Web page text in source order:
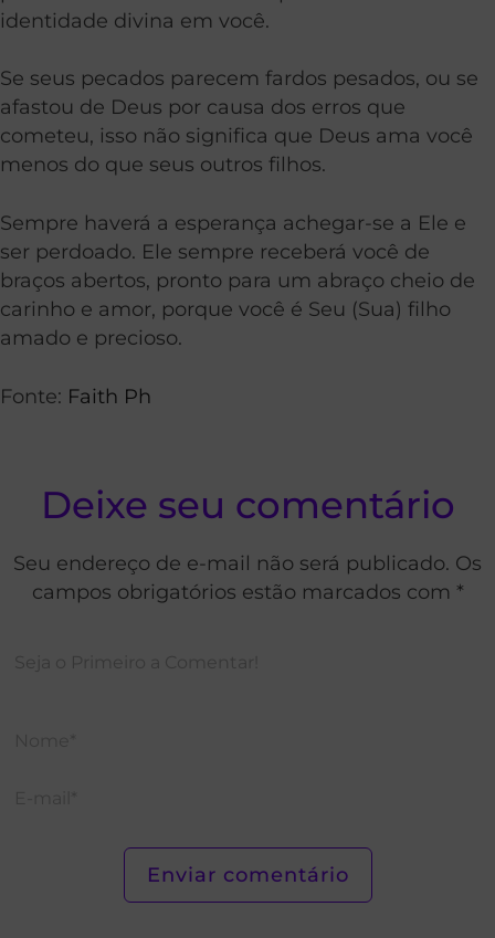
identidade divina em você.
Se seus pecados parecem fardos pesados, ou se
afastou de Deus por causa dos erros que
cometeu, isso não significa que Deus ama você
menos do que seus outros filhos.
Sempre haverá a esperança achegar-se a Ele e
ser perdoado. Ele sempre receberá você de
braços abertos, pronto para um abraço cheio de
carinho e amor, porque você é Seu (Sua) filho
amado e precioso.
Fonte: Faith Ph
Deixe seu comentário
Seu endereço de e-mail não será publicado. Os
campos obrigatórios estão marcados com *